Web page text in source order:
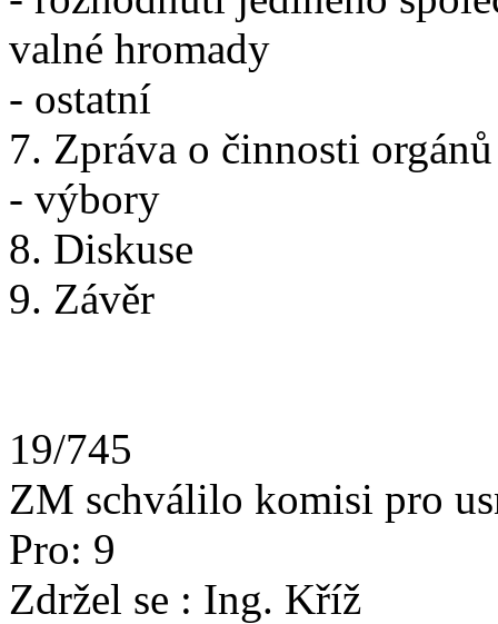
valné hromady
- ostatní
7. Zpráva o činnosti
- výbory
8. Diskuse
9. Závěr
19/745
ZM schválilo komisi pro
Pro: 9
Zdržel se : Ing. Kříž